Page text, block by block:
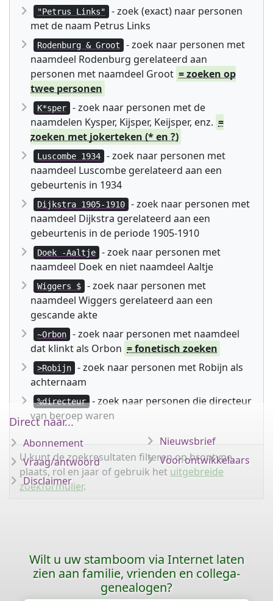
"Petrus Links"
- zoek (exact) naar personen
met de naam Petrus Links
Rodenburg & Groot
- zoek naar personen met
naamdeel Rodenburg gerelateerd aan
personen met naamdeel Groot = zoeken op
twee personen
K*sper
- zoek naar personen met de
naamdelen Kysper, Kijsper, Keijsper, enz. =
zoeken met jokerteken (* en ?)
Luscombe 1934
- zoek naar personen met
naamdeel Luscombe gerelateerd aan een
gebeurtenis in 1934
Dijkstra 1905-1910
- zoek naar personen met
naamdeel Dijkstra gerelateerd aan een
gebeurtenis in de periode 1905-1910
Doek -Aaltje
- zoek naar personen met
naamdeel Doek en niet naamdeel Aaltje
Wiggers $
- zoek naar personen met
naamdeel Wiggers gerelateerd aan een
gescande akte
~Orbon
- zoek naar personen met naamdeel
dat klinkt als Orbon = fonetisch zoeken
>Robijn
- zoek naar personen met Robijn als
achternaam
%directeur
- zoek naar personen die directeur
van beroep waren
U kunt de zoekresultaten filteren op brontype,
plaats, rol en jaar of gebruik het uitgebreide
zoekformulier.
Direct naar...
Abonnement
Vraag/antwoord
Disclaimer
Nieuwsbrief
Voor ontwikkelaars
Wilt u uw stamboom via Internet laten
zien aan familie, vrienden en collega-
genealogen?